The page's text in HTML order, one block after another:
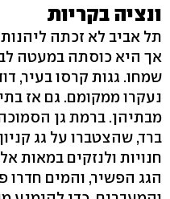
ונציה בקריות
תל אביב לא זכתה
אך היא כוסתה במעטה
שמחו. גגות קרסו בעיר,
נעקרו ממקומם. גם אז
מבתיהן. ברמת גן
ברד, שהצטברו על גג
חנויות ולנזקים במאות
הגג הפשיר, והמים חדרו